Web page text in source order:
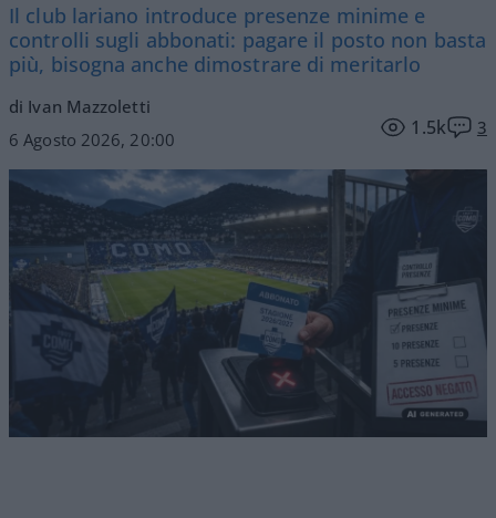
Il club lariano introduce presenze minime e
controlli sugli abbonati: pagare il posto non basta
più, bisogna anche dimostrare di meritarlo
di Ivan Mazzoletti
6 Agosto 2026, 20:00
1.5k 3